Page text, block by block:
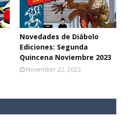
Novedades de Diábolo
Ediciones: Segunda
Quincena Noviembre 2023
November 22, 2023